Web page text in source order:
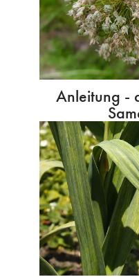
Anleitung -